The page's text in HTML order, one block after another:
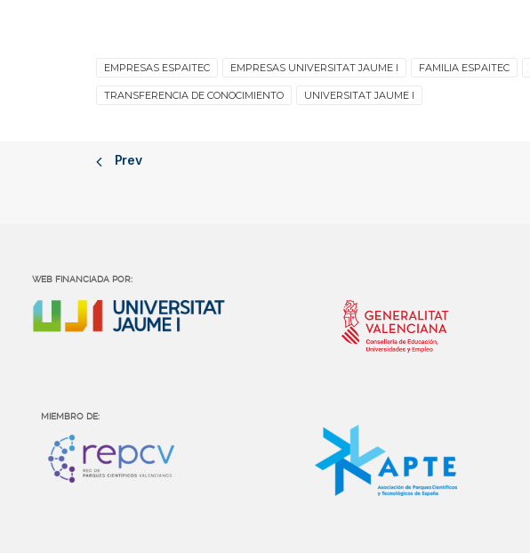
EMPRESAS ESPAITEC EMPRESAS UNIVERSITAT JAUME I FAMILIA ESPAITEC
TRANSFERENCIA DE CONOCIMIENTO UNIVERSITAT JAUME I
Prev
WEB FINANCIADA POR:
MIEMBRO DE: